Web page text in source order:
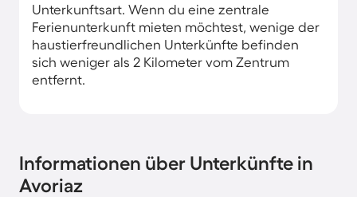
Unterkunftsart. Wenn du eine zentrale
Ferienunterkunft mieten möchtest, wenige der
haustierfreundlichen Unterkünfte befinden
sich weniger als 2 Kilometer vom Zentrum
entfernt.
Informationen über Unterkünfte in
Avoriaz